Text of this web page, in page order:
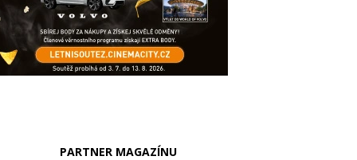
PARTNER MAGAZÍNU